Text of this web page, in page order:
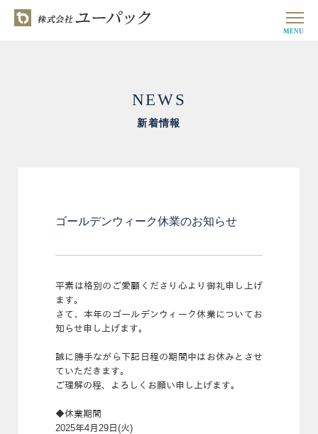
MENU
NEWS
新着情報
ゴールデンウィーク休業のお知らせ
平素は格別のご愛顧くださり心より御礼申し上げ
ます。
さて、本年のゴールデンウィーク休業についてお
知らせ申し上げます。
誠に勝手ながら下記日程の期間中はお休みとさせ
ていただきます。
ご理解の程、よろしくお願い申し上げます。
◆休業期間
2025年4月29日(火)